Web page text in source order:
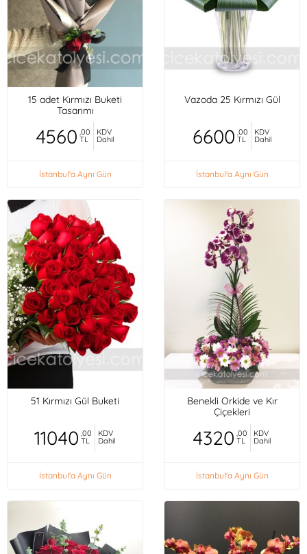
15 adet Kırmızı Buketi
Tasarımı
4560 ,00
TL
KDV
Dahil
İstanbul'a Aynı Gün
Vazoda 25 Kırmızı Gül
6600 ,00
TL
KDV
Dahil
İstanbul'a Aynı Gün
51 Kırmızı Gül Buketi
11040 ,00
TL
KDV
Dahil
İstanbul'a Aynı Gün
Benekli Orkide ve Kır
Çiçekleri
4320 ,00
TL
KDV
Dahil
İstanbul'a Aynı Gün